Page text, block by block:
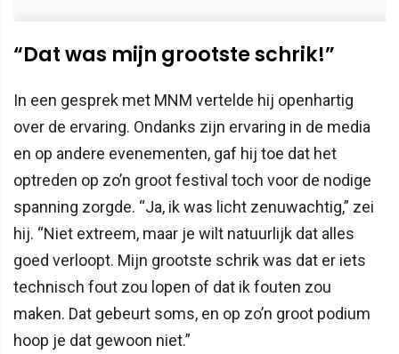
“Dat was mijn grootste schrik!”
In een gesprek met MNM vertelde hij openhartig
over de ervaring. Ondanks zijn ervaring in de media
en op andere evenementen, gaf hij toe dat het
optreden op zo’n groot festival toch voor de nodige
spanning zorgde. “Ja, ik was licht zenuwachtig,” zei
hij. “Niet extreem, maar je wilt natuurlijk dat alles
goed verloopt. Mijn grootste schrik was dat er iets
technisch fout zou lopen of dat ik fouten zou
maken. Dat gebeurt soms, en op zo’n groot podium
hoop je dat gewoon niet.”